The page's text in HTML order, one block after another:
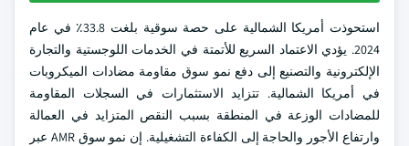
استحوذت أمريكا الشمالية على حصة سوقية بلغت 33.8٪ في عام
2024. يؤدي الاعتماد السريع للأتمتة في الخدمات اللوجستية والتجارة
الإلكترونية والتصنيع إلى دفع نمو سوق مقاومة مضادات الميكروبات
في أمريكا الشمالية. تتزايد الاستثمارات في السجلات المقاومة
للمضادات الوزعة في المنطقة بسبب النقص المتزايد في العمالة
وارتفاع الأجور والحاجة إلى الكفاءة التشغيلية. إن نمو سوق AMR عبر